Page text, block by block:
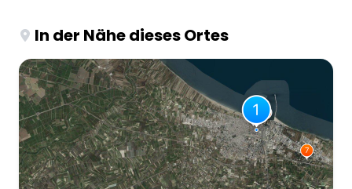
In der Nähe dieses Ortes